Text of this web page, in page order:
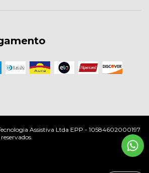
Assistiva Ltda EPP - 10584602000197